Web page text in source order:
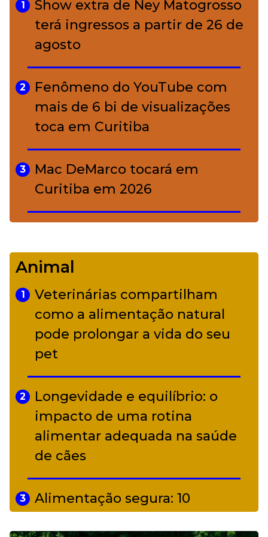
conquistou o luxo
A ciência por trás da skincare: a
função de cada ativo
1
Show extra de Ney Matogrosso
terá ingressos a partir de 26 de
agosto
2
Fenômeno do YouTube com
mais de 6 bi de visualizações
toca em Curitiba
3
Mac DeMarco tocará em
Curitiba em 2026
Camerata tem repertório
diverso a partir de R$ 17
Adriana Calcanhotto retoma
alter ego infantil para show em
Curitiba
Animal
1
Veterinárias compartilham
como a alimentação natural
pode prolongar a vida do seu
pet
2
Longevidade e equilíbrio: o
impacto de uma rotina
alimentar adequada na saúde
de cães
3
Alimentação segura: 10